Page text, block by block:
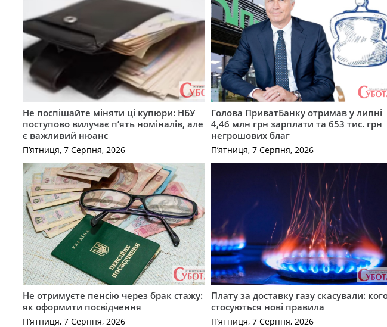
Не поспішайте міняти ці купюри: НБУ
поступово вилучає п’ять номіналів, але
є важливий нюанс
П’ятниця, 7 Серпня, 2026
Голова ПриватБанку отримав у липні
4,46 млн грн зарплати та 653 тис. грн
негрошових благ
П’ятниця, 7 Серпня, 2026
Не отримуєте пенсію через брак стажу:
як оформити посвідчення
П’ятниця, 7 Серпня, 2026
Плату за доставку газу скасували:
стосуються нові правила
П’ятниця, 7 Серпня, 2026